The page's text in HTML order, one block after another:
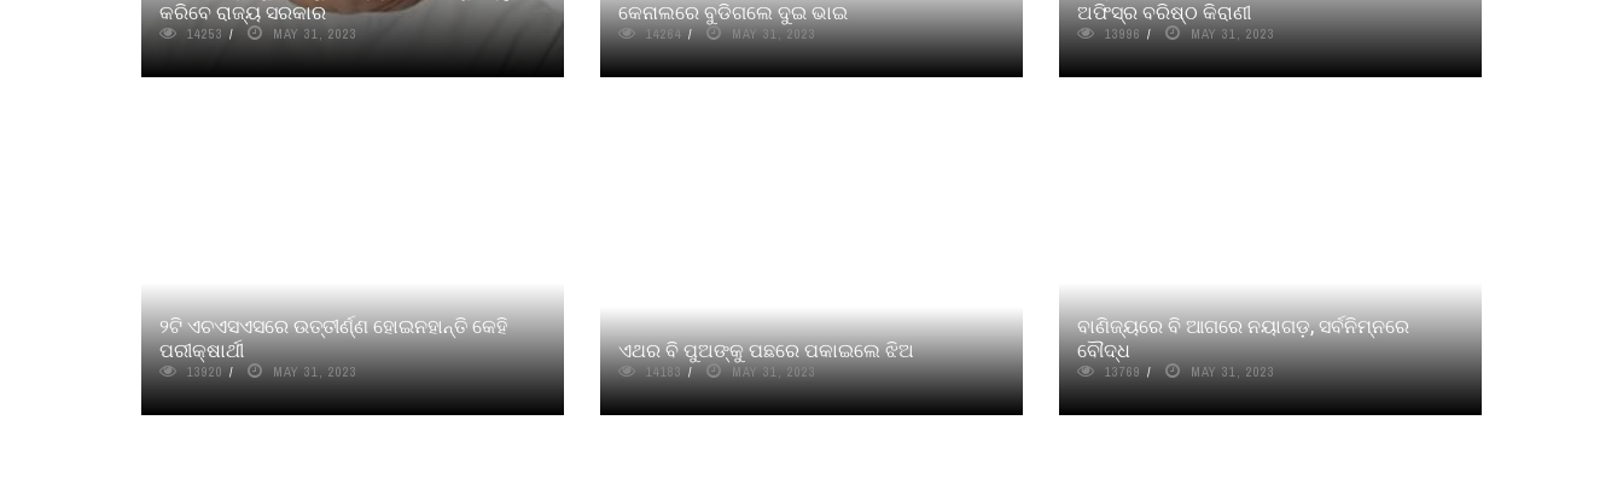
କରିବେ ରାଜ୍ୟ ସରକାର
14253 MAY 31, 2023
କେନାଲରେ ବୁଡିଗଲେ ଦୁଇ ଭାଇ
14264 MAY 31, 2023
ଅଫିସ୍‌ର ବରିଷ୍ଠ କିରାଣୀ
13996 MAY 31, 2023
୨ଟି ଏଚଏସଏସରେ ଉତ୍ତୀର୍ଣ୍ଣ ହୋଇନହାନ୍ତି କେହି
ପରୀକ୍ଷାର୍ଥୀ
13920 MAY 31, 2023
ଏଥର ବି ପୁଅଙ୍କୁ ପଛରେ ପକାଇଲେ ଝିଅ
14183 MAY 31, 2023
ବାଣିଜ୍ୟରେ ବି ଆଗରେ ନୟାଗଡ଼, ସର୍ବନିମ୍ନରେ
ବୌଦ୍ଧ
13769 MAY 31, 2023